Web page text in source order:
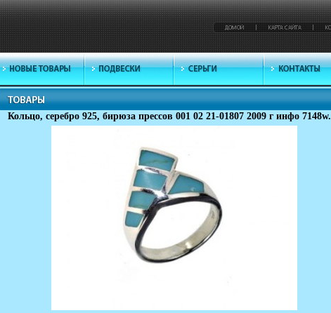
Кольцо, серебро 925, бирюза прессов 001 02 21-01807 2009 г инфо 7148w.